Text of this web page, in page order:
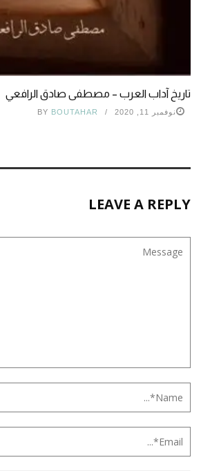
تاريخ آداب العرب – مصطفى صادق الرافعي
نوفمبر 11, 2020 BY BOUTAHAR
LEAVE A REPLY